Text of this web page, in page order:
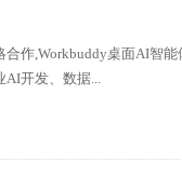
作,Workbuddy桌面AI智
AI开发、数据...